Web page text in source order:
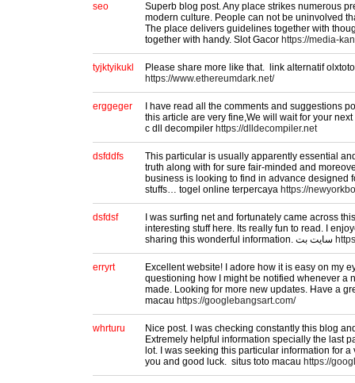
seo
Superb blog post. Any place strikes numerous
modern culture. People can not be uninvolved
The place delivers guidelines together with
together with handy. Slot Gacor https://media-
tyjktyikukl
Please share more like that. link alternatif olxtoto
https://www.ethereumdark.net/
erggeger
I have read all the comments and suggestions
this article are very fine,We will wait for your
c dll decompiler https://dlldecompiler.net
dsfddfs
This particular is usually apparently essential
truth along with for sure fair-minded and
business is looking to find in advance designed
stuffs… togel online terpercaya https://
dsfdsf
I was surfing net and fortunately came across
interesting stuff here. Its really fun to read. I
erryrt
Excellent website! I adore how it is easy on my
questioning how I might be notified whenever a
made. Looking for more new updates. Have a
macau https://googlebangsart.com/
whrturu
Nice post. I was checking constantly this blog
Extremely helpful information specially the last
lot. I was seeking this particular information for
you and good luck. situs toto macau https://